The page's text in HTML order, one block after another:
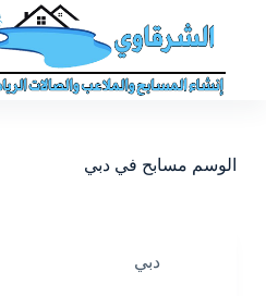
الوسم مسابح في دبي
دبي